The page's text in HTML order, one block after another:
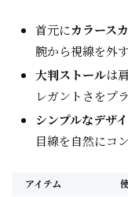
首元にカラース
腕から視線を外す
大判ストールは
レガントさをプ
シンプルなデザ
目線を自然にコ
アイテム